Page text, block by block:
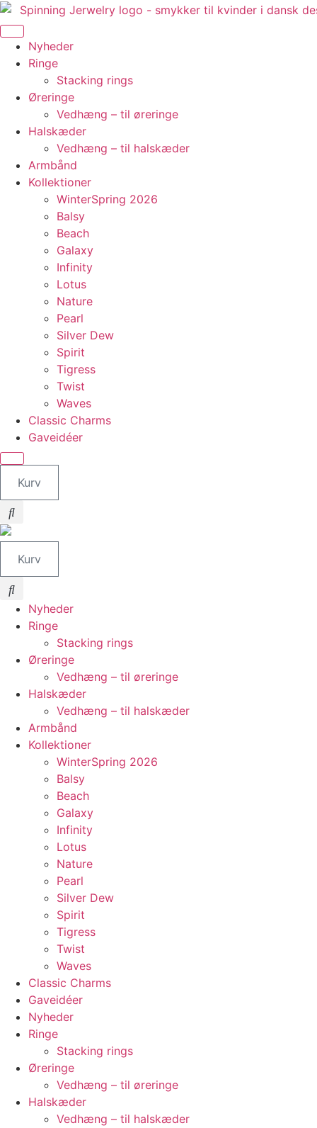
Videre
til
indholdNyheder
Ringe
Stacking rings
Øreringe
Vedhæng – til øreringe
Halskæder
Vedhæng – til halskæder
Armbånd
Kollektioner
WinterSpring 2026
Balsy
Beach
Galaxy
Infinity
Lotus
Nature
Pearl
Silver Dew
Spirit
Tigress
Twist
Waves
Classic Charms
Gaveidéer
Kurv
Kurv
Nyheder
Ringe
Stacking rings
Øreringe
Vedhæng – til øreringe
Halskæder
Vedhæng – til halskæder
Armbånd
Kollektioner
WinterSpring 2026
Balsy
Beach
Galaxy
Infinity
Lotus
Nature
Pearl
Silver Dew
Spirit
Tigress
Twist
Waves
Classic Charms
Gaveidéer
Nyheder
Ringe
Stacking rings
Øreringe
Vedhæng – til øreringe
Halskæder
Vedhæng – til halskæder